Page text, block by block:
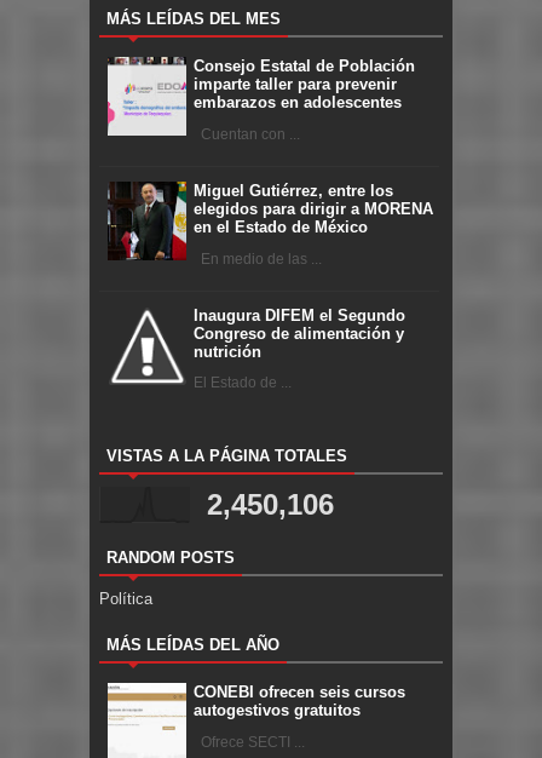
MÁS LEÍDAS DEL MES
Consejo Estatal de Población
imparte taller para prevenir
embarazos en adolescentes
Cuentan con ...
Miguel Gutiérrez, entre los
elegidos para dirigir a MORENA
en el Estado de México
En medio de las ...
Inaugura DIFEM el Segundo
Congreso de alimentación y
nutrición
El Estado de ...
VISTAS A LA PÁGINA TOTALES
2,450,106
RANDOM POSTS
Política
MÁS LEÍDAS DEL AÑO
CONEBI ofrecen seis cursos
autogestivos gratuitos
Ofrece SECTI ...